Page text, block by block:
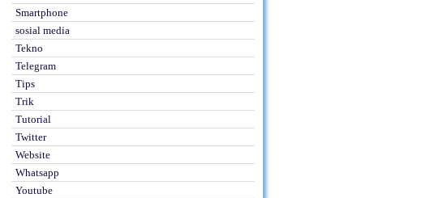
Smartphone
sosial media
Tekno
Telegram
Tips
Trik
Tutorial
Twitter
Website
Whatsapp
Youtube